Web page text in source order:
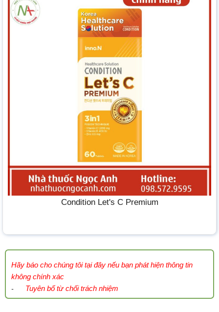
Condition Let's C Premium
Hãy báo cho chúng tôi tại đây nếu bạn phát hiện thông tin
không chính xác
- Tuyên bố từ chối trách nhiệm